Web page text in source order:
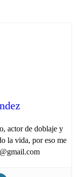
actor de doblaje y
la vida, por eso me